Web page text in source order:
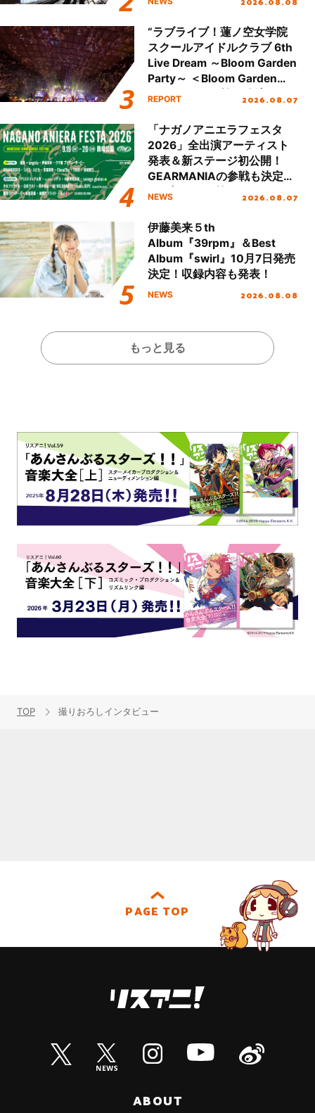
“ラブライブ！蓮ノ空女学院
スクールアイドルクラブ 6th
Live Dream ～Bloom Garden
Party～ ＜Bloom Garden
Party Stage／埼玉公演＞”
REPORT 2026.08.07
「ナガノアニエラフェスタ
2026」全出演アーティスト
発表＆新ステージ初公開！
GEARMANIAの参戦も決定
し、初となる第3ステージの
NEWS 2026.08.07
伊藤美来５th
Album『39rpm』＆Best
Album『swirl』10月7日発売
決定！収録内容も発表！
NEWS 2026.08.08
もっと見る
TOP 撮りおろしインタビュー
PAGE TOP
ABOUT